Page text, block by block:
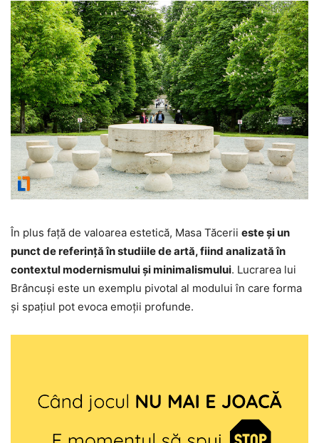
În plus față de valoarea estetică, Masa Tăcerii este și un
punct de referință în studiile de artă, fiind analizată în
contextul modernismului și minimalismului. Lucrarea lui
Brâncuși este un exemplu pivotal al modului în care forma
și spațiul pot evoca emoții profunde.